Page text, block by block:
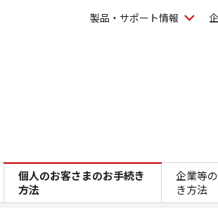
製品・サポート情報
のお手続き方法
個人のお客さまのお手続き
方法
企業等
き方法